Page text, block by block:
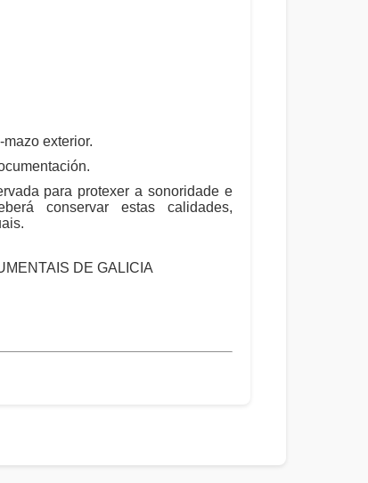
exterior.
para protexer a sonoridade e
conservar estas calidades,
DE GALICIA